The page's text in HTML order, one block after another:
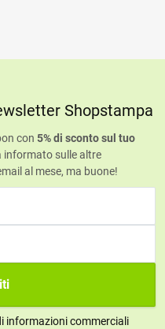
Shopstampa
con 5% di sconto sul tuo
informato sulle altre
al mese, ma buone!
informazioni commerciali